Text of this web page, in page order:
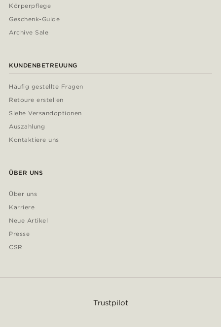
Körperpflege
Geschenk-Guide
Archive Sale
KUNDENBETREUUNG
Häufig gestellte Fragen
Retoure erstellen
Siehe Versandoptionen
Auszahlung
Kontaktiere uns
ÜBER UNS
Über uns
Karriere
Neue Artikel
Presse
CSR
Trustpilot